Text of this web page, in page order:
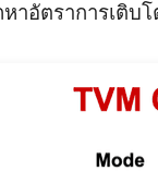
หาอัตราการเติบ